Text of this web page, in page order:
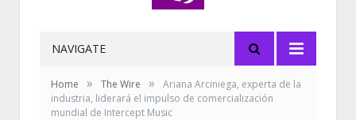
NAVIGATE
Home » The Wire »
Ariana Arciniega, experta de la
industria, liderará el impulso de comercialización
mundial de Intercept Music